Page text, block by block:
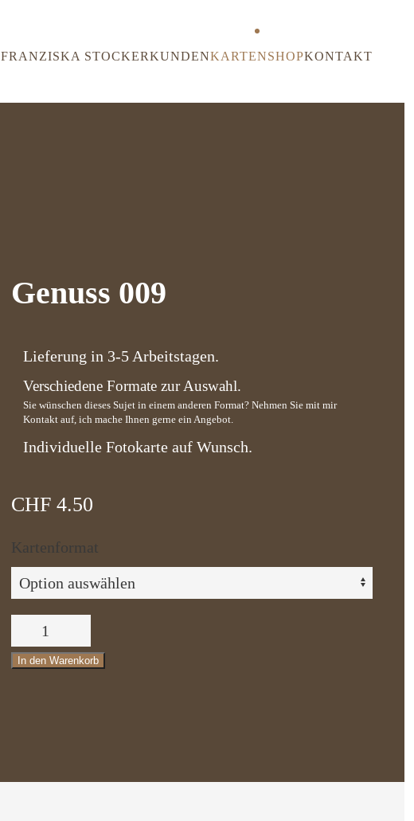
FRANZISKA STOCKERKUNDENKARTENSHOPKONTAKT
Genuss 009
Lieferung in 3-5 Arbeitstagen.
Verschiedene Formate zur Auswahl.
Sie wünschen dieses Sujet in einem anderen Format? Nehmen Sie mit mir
Kontakt auf, ich mache Ihnen gerne ein Angebot.
Individuelle Fotokarte auf Wunsch.
CHF 4.50
Kartenformat
Genuss
009
Menge
In den Warenkorb